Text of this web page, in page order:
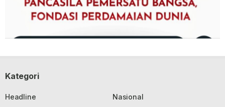
Kategori
Headline
Nasional